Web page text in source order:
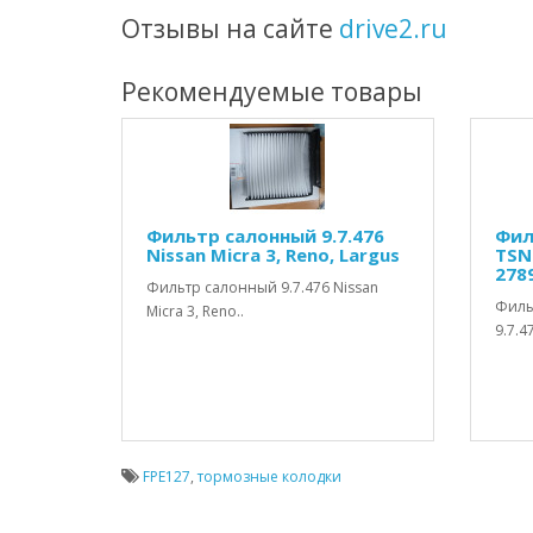
Отзывы на сайте drive2.ru
Рекомендуемые товары
Фильтр салонный 9.7.476
Nissan Micra 3, Reno, Largus
Фильтр салонный 9.7.476 Nissan
Micra 3, Reno..
FPE127,тормозные колодки